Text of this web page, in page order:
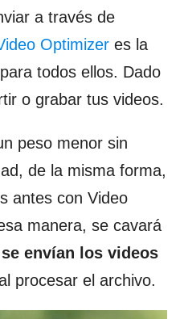
a través de
Optimizer es la
todos ellos. Dado
o grabar tus videos.
peso menor sin
de la misma forma,
antes con Video
manera, se cavará
envían los videos
procesar el archivo.